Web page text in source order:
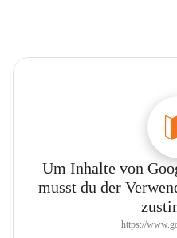
Um Inhalte von
musst du der
https://